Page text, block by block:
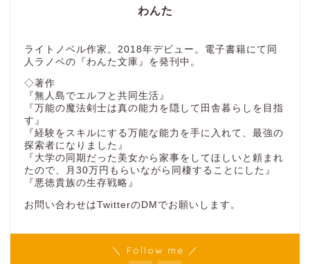
わんた
ライトノベル作家。2018年デビュー。電子書籍にて同
人ラノベの『わんた文庫』を発刊中。
◇著作
『無人島でエルフと共同生活』
『万能の魔法剣士は真の能力を隠して田舎暮らしを目指
す』
『経験をスキルにする万能な能力を手に入れて、最強の
探索者になりました』
『大学の同期だった美女から家事をしてほしいと頼まれ
たので、月30万円もらいながら同棲することにした』
『悪徳貴族の生存戦略』
お問い合わせはTwitterのDMでお願いします。
＼ Follow me ／